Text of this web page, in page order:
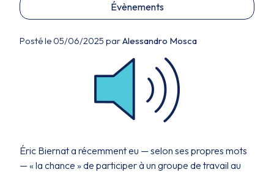
Évènements
Posté le 05/06/2025 parAlessandro Mosca
Éric Biernat a récemment eu — selon ses propres mots
— « la chance » de participer à un groupe de travail au